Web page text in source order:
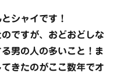
シャイです！
ですが、おどおどしな
男の人の多いこと！ま
きたのがここ数年でオ